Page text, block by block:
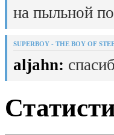
на пыльной
SUPERBOY - THE BOY OF
aljahn: